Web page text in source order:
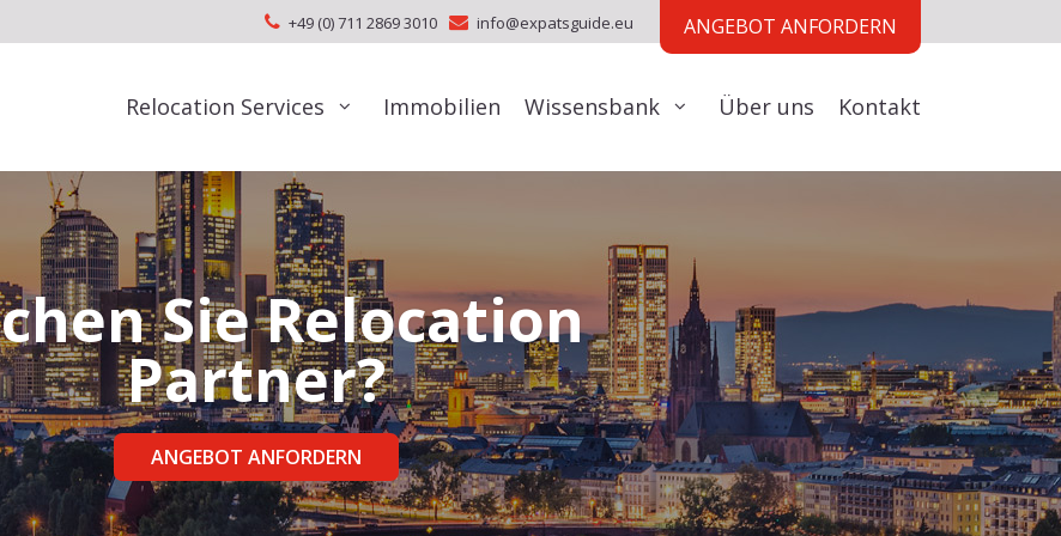
+49 (0) 711 2869 3010 info@expatsguide.eu ANGEBOT ANFORDERN
Relocation Services Immobilien Wissensbank Über uns Kontakt
Sie Relocation
Partner?
ANGEBOT ANFORDERN